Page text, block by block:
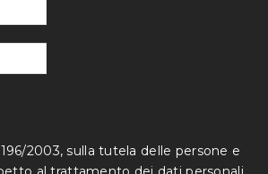
2003, sulla tutela delle persone e